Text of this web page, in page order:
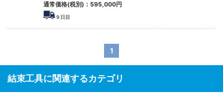
通常価格(税別)： 595,000円
9 日目
1
結束工具に関連するカテゴリ